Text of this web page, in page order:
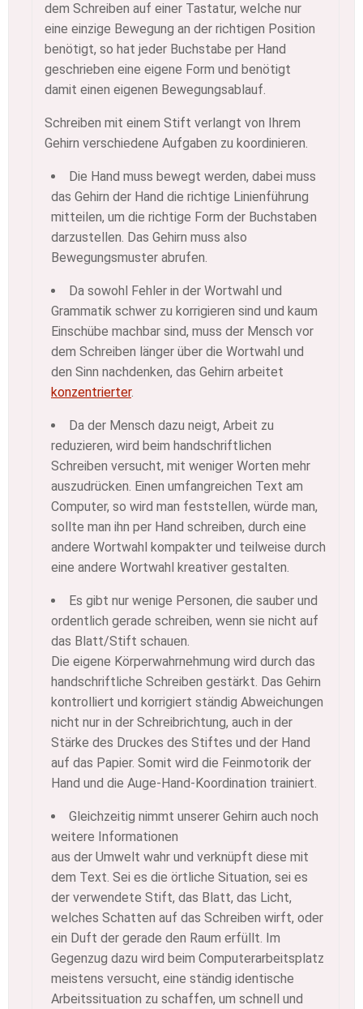
dem Schreiben auf einer Tastatur, welche nur
eine einzige Bewegung an der richtigen Position
benötigt, so hat jeder Buchstabe per Hand
geschrieben eine eigene Form und benötigt
damit einen eigenen Bewegungsablauf.
Schreiben mit einem Stift verlangt von Ihrem
Gehirn verschiedene Aufgaben zu koordinieren.
Die Hand muss bewegt werden, dabei muss
das Gehirn der Hand die richtige Linienführung
mitteilen, um die richtige Form der Buchstaben
darzustellen. Das Gehirn muss also
Bewegungsmuster abrufen.
Da sowohl Fehler in der Wortwahl und
Grammatik schwer zu korrigieren sind und kaum
Einschübe machbar sind, muss der Mensch vor
dem Schreiben länger über die Wortwahl und
den Sinn nachdenken, das Gehirn arbeitet
konzentrierter.
Da der Mensch dazu neigt, Arbeit zu
reduzieren, wird beim handschriftlichen
Schreiben versucht, mit weniger Worten mehr
auszudrücken. Einen umfangreichen Text am
Computer, so wird man feststellen, würde man,
sollte man ihn per Hand schreiben, durch eine
andere Wortwahl kompakter und teilweise durch
eine andere Wortwahl kreativer gestalten.
Es gibt nur wenige Personen, die sauber und
ordentlich gerade schreiben, wenn sie nicht auf
das Blatt/Stift schauen.
Die eigene Körperwahrnehmung wird durch das
handschriftliche Schreiben gestärkt. Das Gehirn
kontrolliert und korrigiert ständig Abweichungen
nicht nur in der Schreibrichtung, auch in der
Stärke des Druckes des Stiftes und der Hand
auf das Papier. Somit wird die Feinmotorik der
Hand und die Auge-Hand-Koordination trainiert.
Gleichzeitig nimmt unserer Gehirn auch noch
weitere Informationen
aus der Umwelt wahr und verknüpft diese mit
dem Text. Sei es die örtliche Situation, sei es
der verwendete Stift, das Blatt, das Licht,
welches Schatten auf das Schreiben wirft, oder
ein Duft der gerade den Raum erfüllt. Im
Gegenzug dazu wird beim Computerarbeitsplatz
meistens versucht, eine ständig identische
Arbeitssituation zu schaffen, um schnell und